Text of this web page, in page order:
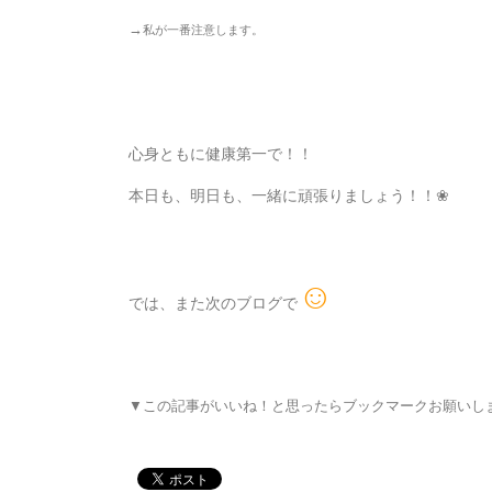
→私が一番注意します。
心身ともに健康第一で！！
本日も、明日も、一緒に頑張りましょう！！❀
では、また次のブログで ☺
▼この記事がいいね！と思ったらブックマークお願いし